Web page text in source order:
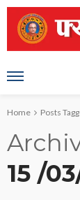
Home Posts
15 /